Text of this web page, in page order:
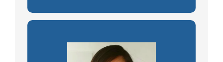
Nouria ETTARABTI EL KEURTI